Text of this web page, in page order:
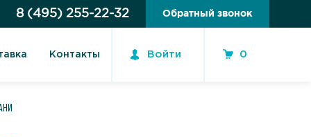
8 (495) 255-22-32 Обратный звонок
Контакты Войти 0